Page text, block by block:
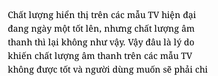
Chất lượng hiển thị trên các mẫu TV hiện đại
đang ngày một tốt lên, nhưng chất lượng âm
thanh thì lại không như vậy. Vậy đâu là lý do
khiến chất lượng âm thanh trên các mẫu TV
không được tốt và người dùng muốn sẽ phải chi